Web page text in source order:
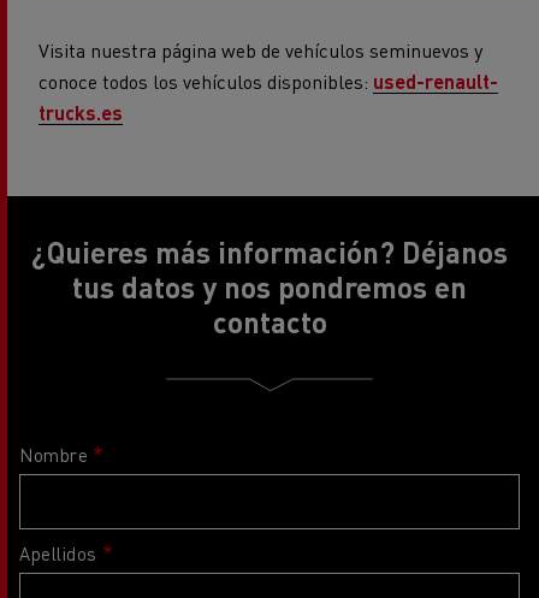
Visita nuestra página web de vehículos seminuevos y
conoce todos los vehículos disponibles: used-renault-
trucks.es
¿Quieres más información? Déjanos
tus datos y nos pondremos en
contacto
Nombre
Apellidos